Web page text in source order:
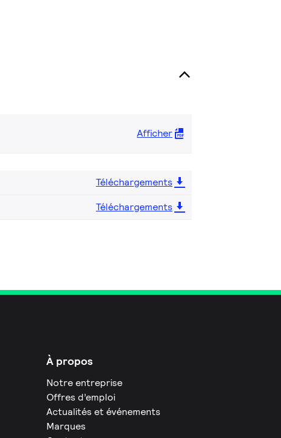
Afficher
Téléchargements
Téléchargements
À propos
Notre entreprise
Offres d’emploi
Actualités et événements
Marques